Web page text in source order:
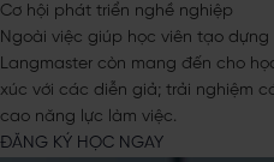
Cơ hội phát triển nghề nghiệp
Ngoài việc giúp học viên tạo
Langmaster còn mang đến cho
xúc với các diễn giả; trải nghiệm
cao năng lực làm việc.
ĐĂNG KÝ HỌC NGAY